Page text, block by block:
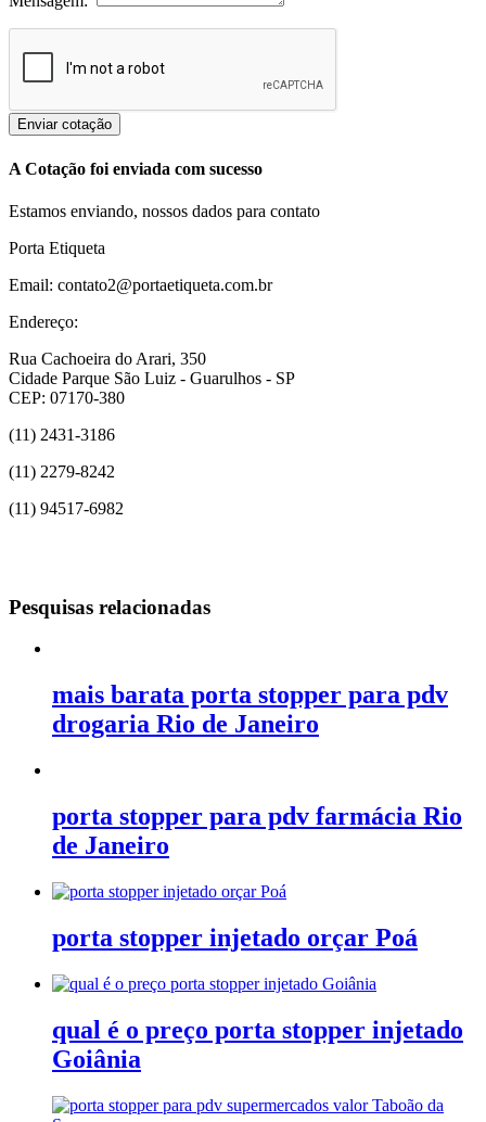
Enviar cotação
A Cotação foi enviada com sucesso
Estamos enviando, nossos dados para contato
Porta Etiqueta
Email: contato2@portaetiqueta.com.br
Endereço:
Rua Cachoeira do Arari, 350
Cidade Parque São Luiz - Guarulhos - SP
CEP: 07170-380
(11) 2431-3186
(11) 2279-8242
(11) 94517-6982
Pesquisas relacionadas
mais barata porta stopper para pdv
drogaria Rio de Janeiro
porta stopper para pdv farmácia Rio
de Janeiro
porta stopper injetado orçar Poá
qual é o preço porta stopper injetado
Goiânia